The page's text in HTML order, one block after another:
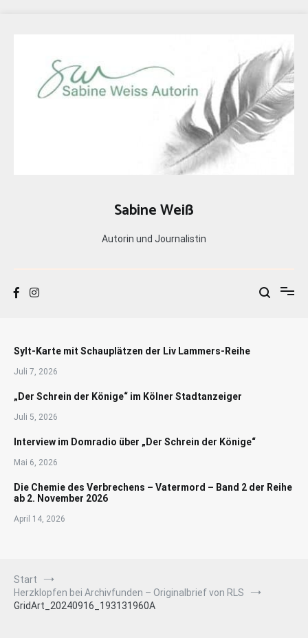
Sabine Weiß
Autorin und Journalistin
Sylt-Karte mit Schauplätzen der Liv Lammers-Reihe
Juli 7, 2026
„Der Schrein der Könige“ im Kölner Stadtanzeiger
Juli 5, 2026
Interview im Domradio über „Der Schrein der Könige“
Mai 6, 2026
Die Chemie des Verbrechens – Vatermord – Band 2 der Reihe
ab 2. November 2026
April 14, 2026
Start
Herzklopfen bei Archivfunden – Originalbrief von RLS
GridArt_20240916_193131960A